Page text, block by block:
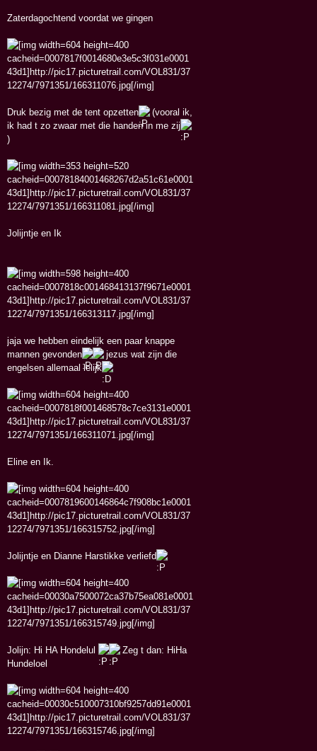
Zaterdagochtend voordat we gingen
Druk bezig met de tent opzetten
(vooral ik,
ik had t zo zwaar met die handen in me zij
)
Jolijntje en Ik
jaja we hebben eindelijk een paar knappe
mannen gevonden
jezus wat zijn die
engelsen allemaal lelijk
Eline en Ik.
Jolijntje en Dianne Harstikke verliefd
Jolijn: Hi HA Hondelul
Zeg t dan: HiHa
Hundeloel